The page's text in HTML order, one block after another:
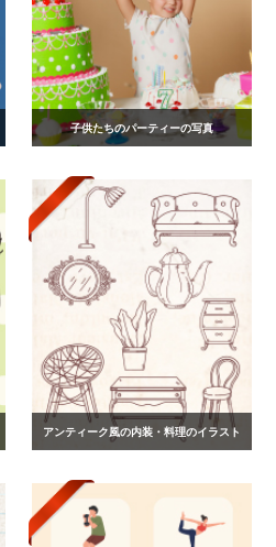
子供たちのパーティーの写真
アンティーク風の内装・料理のイラスト